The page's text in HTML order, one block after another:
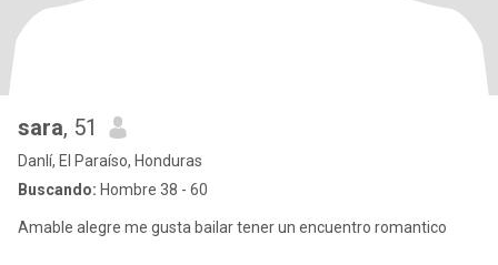
sara, 51
Danlí, El Paraíso, Honduras
Buscando: Hombre 38 - 60
Amable alegre me gusta bailar tener un encuentro romantico